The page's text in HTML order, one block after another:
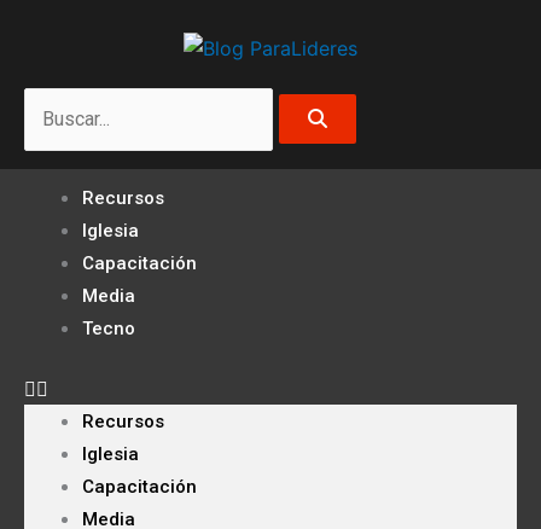
Recursos
Iglesia
Capacitación
Media
Tecno
Recursos
Iglesia
Capacitación
Media